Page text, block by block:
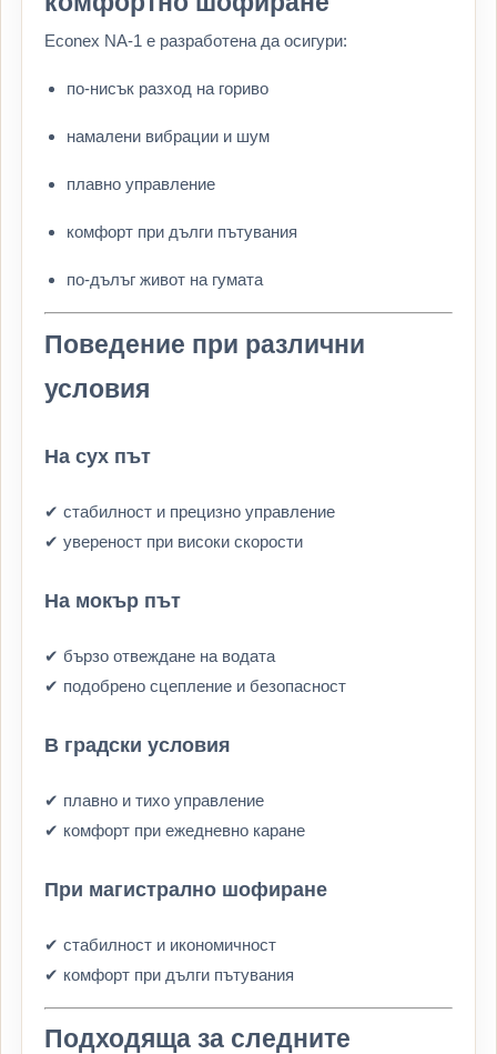
Econex NA-1 е разработена да осигури:
по-нисък разход на гориво
намалени вибрации и шум
плавно управление
комфорт при дълги пътувания
по-дълъг живот на гумата
Поведение при различни
условия
На сух път
✔ стабилност и прецизно управление
✔ увереност при високи скорости
На мокър път
✔ бързо отвеждане на водата
✔ подобрено сцепление и безопасност
В градски условия
✔ плавно и тихо управление
✔ комфорт при ежедневно каране
При магистрално шофиране
✔ стабилност и икономичност
✔ комфорт при дълги пътувания
Подходяща за следните